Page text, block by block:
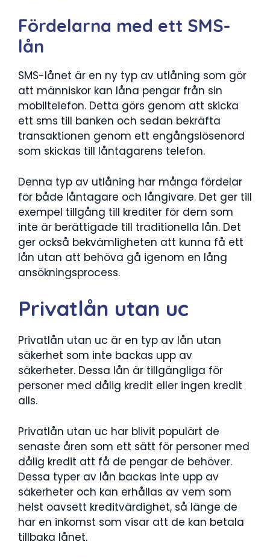
Fördelarna med ett SMS-
lån
SMS-lånet är en ny typ av utlåning som gör
att människor kan låna pengar från sin
mobiltelefon. Detta görs genom att skicka
ett sms till banken och sedan bekräfta
transaktionen genom ett engångslösenord
som skickas till låntagarens telefon.
Denna typ av utlåning har många fördelar
för både låntagare och långivare. Det ger till
exempel tillgång till krediter för dem som
inte är berättigade till traditionella lån. Det
ger också bekvämligheten att kunna få ett
lån utan att behöva gå igenom en lång
ansökningsprocess.
Privatlån utan uc
Privatlån utan uc är en typ av lån utan
säkerhet som inte backas upp av
säkerheter. Dessa lån är tillgängliga för
personer med dålig kredit eller ingen kredit
alls.
Privatlån utan uc har blivit populärt de
senaste åren som ett sätt för personer med
dålig kredit att få de pengar de behöver.
Dessa typer av lån backas inte upp av
säkerheter och kan erhållas av vem som
helst oavsett kreditvärdighet, så länge de
har en inkomst som visar att de kan betala
tillbaka lånet.